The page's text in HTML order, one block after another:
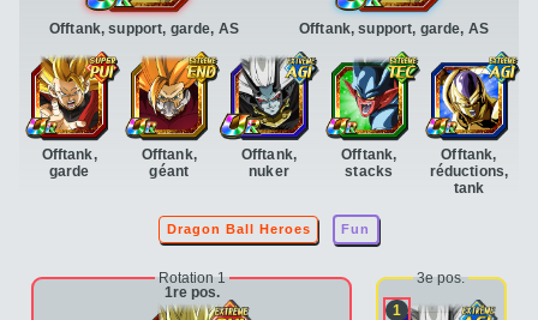
Offtank, support, garde, AS
Offtank,
garde
Offtank,
géant
Offtank,
nuker
Offtank,
stacks
Offtank,
réductions,
tank
Offtank, support, garde, AS
Dragon Ball Heroes Fun
Rotation 1
1re pos.
3e pos.
1